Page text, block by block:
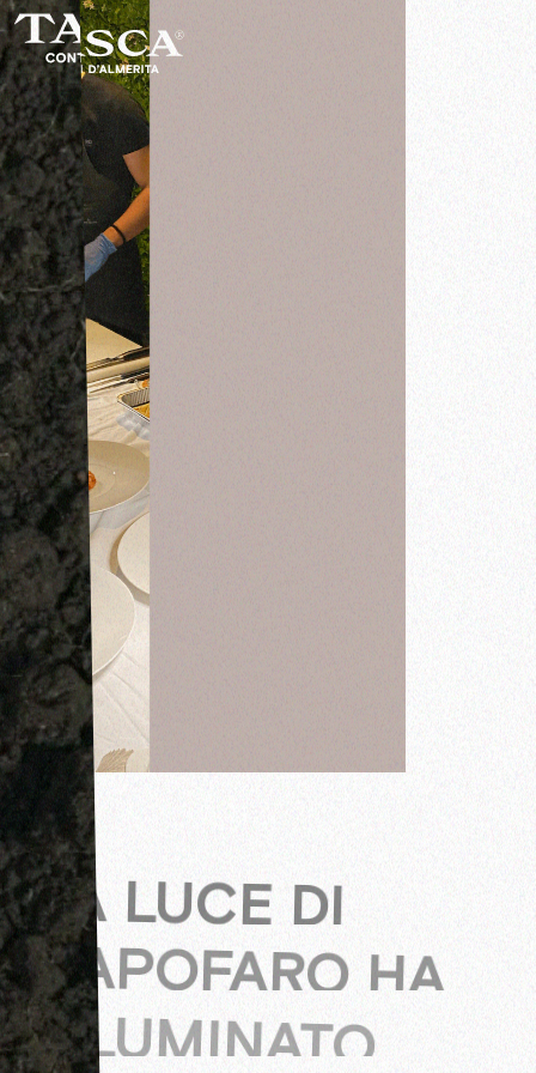
LA LUCE DI
CAPOFARO HA
ILLUMINATO